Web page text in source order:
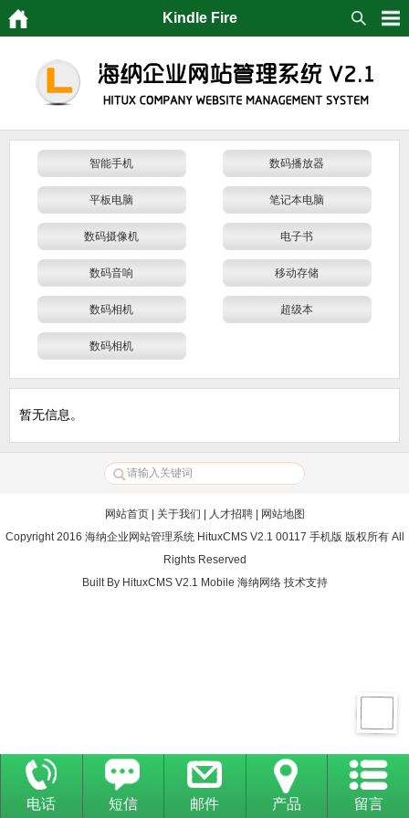
Kindle Fire
智能手机 数码播放器
平板电脑 笔记本电脑
数码摄像机 电子书
数码音响 移动存储
数码相机 超级本
数码相机
暂无信息。
网站首页| 关于我们 人才招聘|
网站地图
Copyright 2016 海纳企业网站管理系统 HituxCMS V2.1 00117 手机版 版权所有 All
Rights Reserved
Built By HituxCMS V2.1 Mobile 海纳网络技术支持
电话 短信 邮件 产品 留言